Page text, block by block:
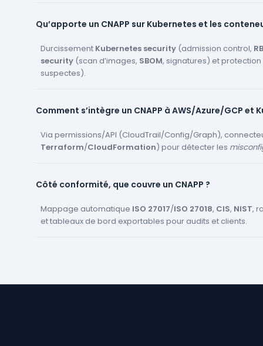
Qu’apporte un CNAPP sur Kubernetes et les
Durcissement Kubernetes security(admission control,
security(scan d’images, SBOM, signatures) et protection
suspectes).
Comment s’intègre un CNAPP à AWS/Azure/GCP et
Via permissions/API (CloudTrail/Config/Graph),
Terraform/CloudFormation) pour détecter les
Côté conformité, que couvre un CNAPP ?
Mappage automatique ISO 27017/ISO 27018, CIS, NIST,
et tableaux de bord exportables pour audits et clients.